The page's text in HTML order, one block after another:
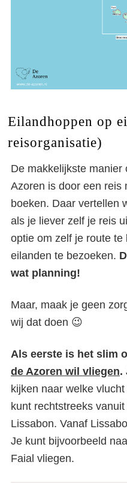
Eilandhoppen op
reisorganisatie)
De makkelijkste
Azoren is door een reis
boeken. Daar vertellen
als je liever zelf je reis
optie om zelf je route
eilanden te bezoeken.
wat planning!
Maar, maak je geen
wij dat doen 😉
Als eerste is het slim
de Azoren wil vliegen.
kijken naar welke
kunt rechtstreeks
Lissabon. Vanaf
Je kunt bijvoorbeeld
Faial vliegen.